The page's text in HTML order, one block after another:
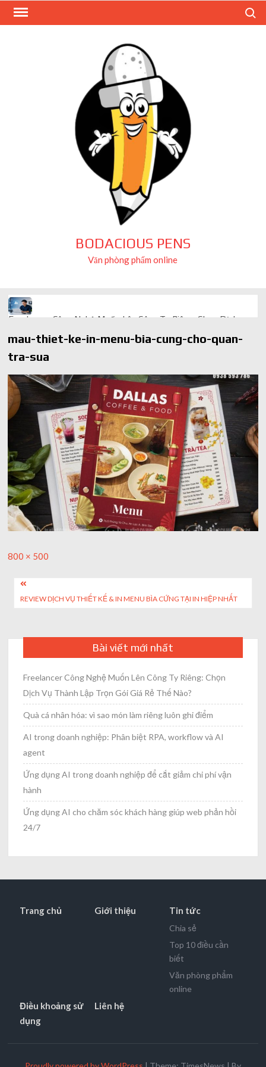
Skip
BODACIOUS PENS
Văn phòng phẩm online
Freelancer Công Nghệ Muốn Lên Công Ty Riêng: Chọn Dịch
Quà cá nhân hóa: vì sao món làm riêng luôn ghi điểm
AI trong doanh nghiệp: Phân biệt RPA, workflow và AI agent
Ứng dụng AI trong doanh nghiệp để cắt giảm chi phí vận hành
Ứng dụng AI cho chăm sóc khách hàng giúp web phản hồi
24/7
AI agent cho doanh nghiệp khác chatbot truyền thống ra sao
mau-thiet-ke-in-menu-bia-cung-cho-quan-
tra-sua
Full
800 × 500
Post
navigation
REVIEW DỊCH VỤ THIẾT KẾ & IN MENU BÌA CỨNG TẠI IN HIỆP NHẤT
Bài viết mới nhất
Freelancer Công Nghệ Muốn Lên Công Ty Riêng: Chọn
Dịch Vụ Thành Lập Trọn Gói Giá Rẻ Thế Nào?
Quà cá nhân hóa: vì sao món làm riêng luôn ghi điểm
AI trong doanh nghiệp: Phân biệt RPA, workflow và AI
agent
Ứng dụng AI trong doanh nghiệp để cắt giảm chi phí vận
hành
Ứng dụng AI cho chăm sóc khách hàng giúp web phản hồi
24/7
Trang chủ Giới thiệu Tin tức
Chia sẻ
Top 10 điều cần
biết
Văn phòng phẩm
online
Điều khoảng sử
dụng
Liên hệ